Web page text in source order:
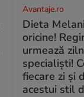
Avantaje.ro
Dieta
oricine!
urmează
specialiști!
fiecare zi și
acestui stil